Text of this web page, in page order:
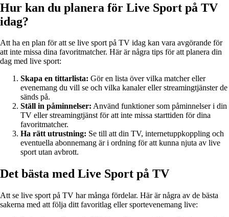
Hur kan du planera för Live Sport på TV
idag?
Att ha en plan för att se live sport på TV idag kan vara avgörande för
att inte missa dina favoritmatcher. Här är några tips för att planera din
dag med live sport:
Skapa en tittarlista: Gör en lista över vilka matcher eller
evenemang du vill se och vilka kanaler eller streamingtjänster de
sänds på.
Ställ in påminnelser: Använd funktioner som påminnelser i din
TV eller streamingtjänst för att inte missa starttiden för dina
favoritmatcher.
Ha rätt utrustning: Se till att din TV, internetuppkoppling och
eventuella abonnemang är i ordning för att kunna njuta av live
sport utan avbrott.
Det bästa med Live Sport på TV
Att se live sport på TV har många fördelar. Här är några av de bästa
sakerna med att följa ditt favoritlag eller sportevenemang live: